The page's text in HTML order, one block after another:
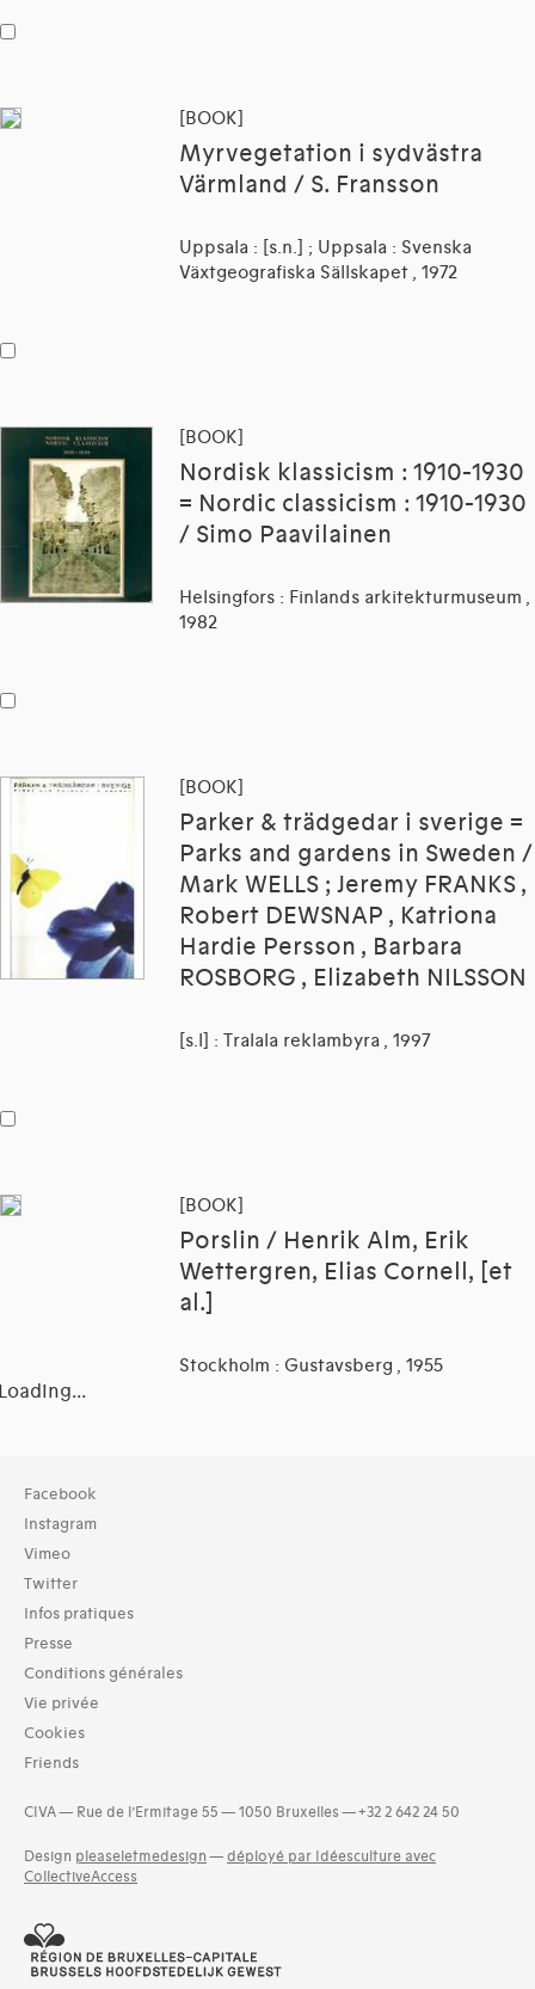
[BOOK]
Myrvegetation i sydvästra
Värmland / S. Fransson
Uppsala : [s.n.] ; Uppsala : Svenska
Växtgeografiska Sällskapet , 1972
[BOOK]
Nordisk klassicism : 1910-1930
= Nordic classicism : 1910-1930
/ Simo Paavilainen
Helsingfors : Finlands arkitekturmuseum ,
1982
[BOOK]
Parker & trädgedar i sverige =
Parks and gardens in Sweden /
Mark WELLS ; Jeremy FRANKS ,
Robert DEWSNAP , Katriona
Hardie Persson , Barbara
ROSBORG , Elizabeth NILSSON
[s.l] : Tralala reklambyra , 1997
[BOOK]
Porslin / Henrik Alm, Erik
Wettergren, Elias Cornell, [et
al.]
Stockholm : Gustavsberg , 1955
Collection
TOUT (32)
Bibliothèque (32)
Typologies documents
Livres (51)
Danois (1)
Finnois (10)
Hongrois (1)
Néerlandais (1)
Dates
1940s (5)
1960s (3)
1970s (10)
1980s (22)
Facebook
Instagram
Vimeo
Twitter
Infos pratiques
Presse
Conditions générales
Vie privée
Cookies
Friends
CIVA — Rue de l’Ermitage 55 — 1050 Bruxelles — +32 2 642 24 50
Design pleaseletmedesign — déployé par Idéesculture avec
CollectiveAccess